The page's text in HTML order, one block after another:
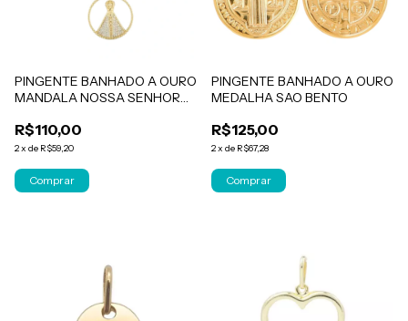
PINGENTE BANHADO A OURO
MANDALA NOSSA SENHORA
R$110,00
2x de R$59,20
PINGENTE BANHADO A OURO
MEDALHA SAO BENTO
R$125,00
2x de R$67,28